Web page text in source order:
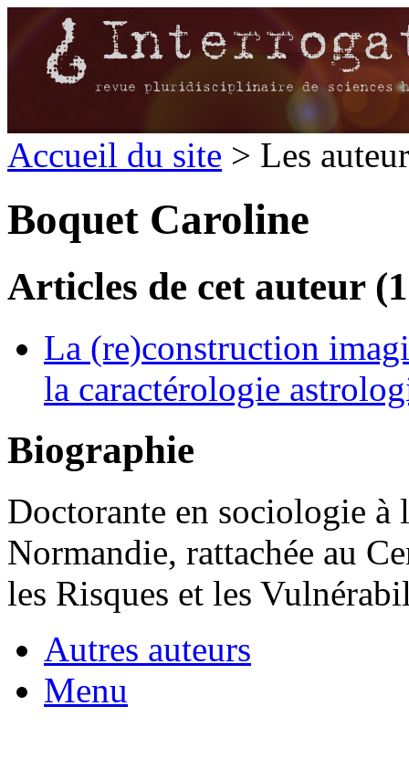
Accueil du site > Les
Boquet Caroline
Articles de cet auteur
La (re)construction
la caractérologie
Biographie
Doctorante en sociologie à
Normandie, rattachée au
les Risques et les
Autres auteurs
Menu